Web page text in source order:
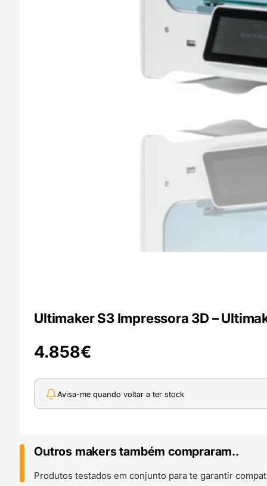
Ultimaker S3 Impressora 3D –
4.858€
Avisa-me quando voltar a ter stock
Outros makers também compraram..
Produtos testados em conjunto para te garantir